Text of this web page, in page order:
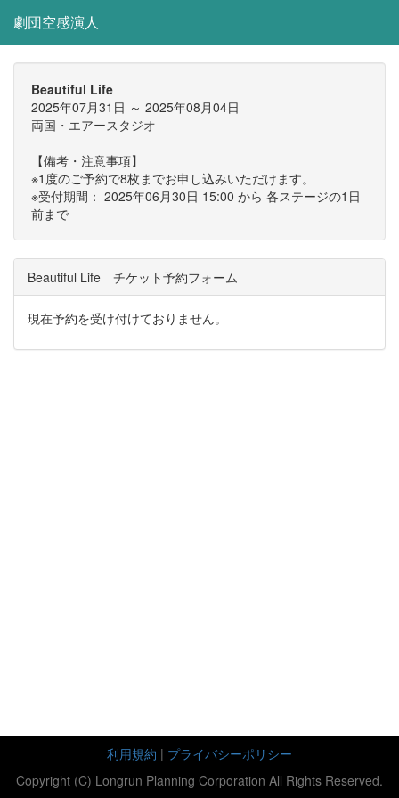
劇団空感演人
Beautiful Life
2025年07月31日 ～ 2025年08月04日
両国・エアースタジオ
【備考・注意事項】
※1度のご予約で8枚までお申し込みいただけます。
※受付期間： 2025年06月30日 15:00 から 各ステージの1日
前まで
Beautiful Life チケット予約フォーム
現在予約を受け付けておりません。
利用規約 | プライバシーポリシー
Copyright (C) Longrun Planning Corporation All Rights Reserved.